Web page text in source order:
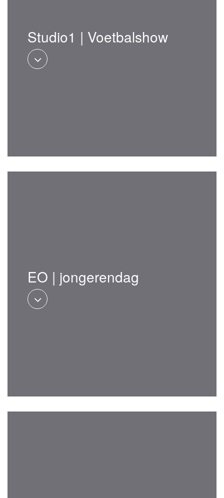
Studio1 | Voetbalshow
EO | jongerendag